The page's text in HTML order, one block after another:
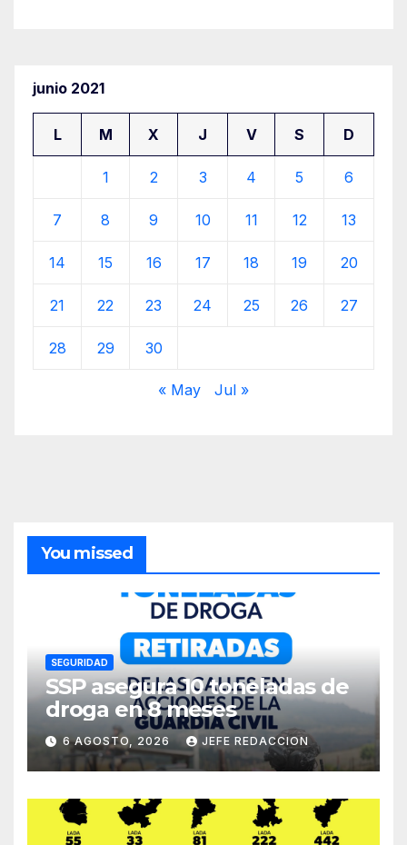
junio 2021
L M X J V S D
1 2 3 4 5 6
7 8 9 10 11 12 13
14 15 16 17 18 19 20
21 22 23 24 25 26 27
28 29 30
« May Jul »
You missed
SEGURIDAD
SSP asegura 10 toneladas de
droga en 8 meses
6 AGOSTO, 2026 JEFE REDACCION